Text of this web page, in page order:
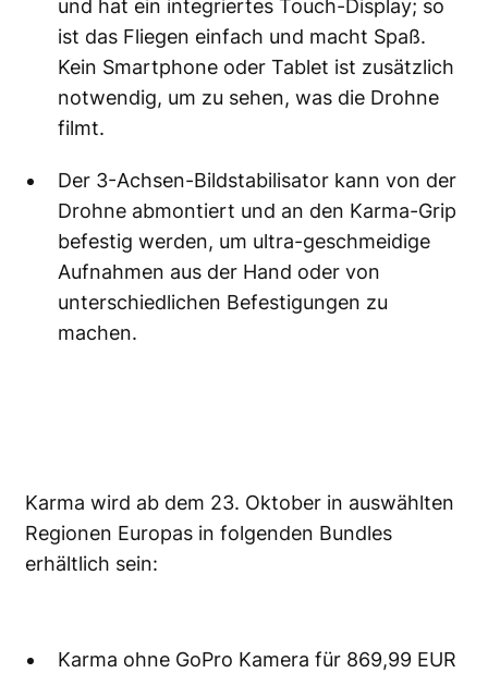
und hat ein integriertes Touch-Display; so
ist das Fliegen einfach und macht Spaß.
Kein Smartphone oder Tablet ist zusätzlich
notwendig, um zu sehen, was die Drohne
filmt.
Der 3-Achsen-Bildstabilisator kann von der
Drohne abmontiert und an den Karma-Grip
befestig werden, um ultra-geschmeidige
Aufnahmen aus der Hand oder von
unterschiedlichen Befestigungen zu
machen.
Karma wird ab dem 23. Oktober in auswählten
Regionen Europas in folgenden Bundles
erhältlich sein:
Karma ohne GoPro Kamera für 869,99 EUR